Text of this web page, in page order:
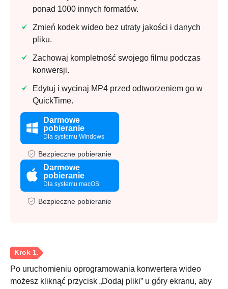
ponad 1000 innych formatów.
Zmień kodek wideo bez utraty jakości i danych
pliku.
Zachowaj kompletność swojego filmu podczas
konwersji.
Edytuj i wycinaj MP4 przed odtworzeniem go w
QuickTime.
Darmowe
pobieranie
Dla systemu Windows
Bezpieczne pobieranie
Darmowe
pobieranie
Dla systemu macOS
Bezpieczne pobieranie
Po uruchomieniu oprogramowania konwertera wideo
możesz kliknąć przycisk „Dodaj pliki” u góry ekranu, aby